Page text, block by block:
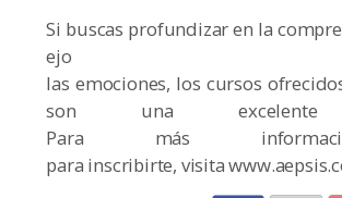
Si buscas profundizar en la
ejo
las emociones, los cursos
son una excelente
Para más
para inscribirte, visita